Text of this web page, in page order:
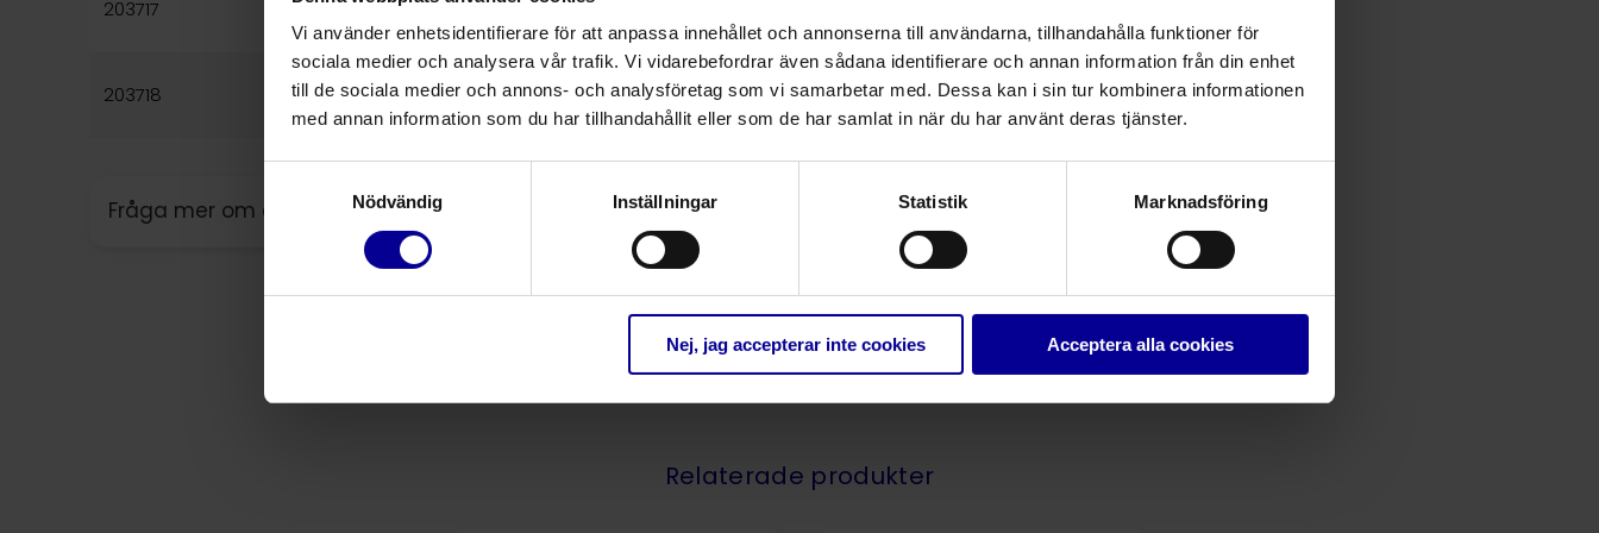
Vi använder enhetsidentifierare för att anpassa innehållet och annonserna till användarna, tillhandahålla funktioner för
sociala medier och analysera vår trafik. Vi vidarebefordrar även sådana identifierare och annan information från din enhet
till de sociala medier och annons- och analysföretag som vi samarbetar med. Dessa kan i sin tur kombinera informationen
med annan information som du har tillhandahållit eller som de har samlat in när du har använt deras tjänster.
Nödvändig
Inställningar Statistik Marknadsföring
Nej, jag accepterar inte cookies Acceptera alla cookies
203717
sugfunktion
203718
Trakealkanyl Priflex
Suction med kuff och
sugfunktion
11
Fråga mer om denna produkt
Relaterade produkter